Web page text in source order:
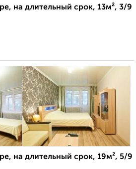
на длительный срок, 13м², 3/9
на длительный срок, 19м², 5/9